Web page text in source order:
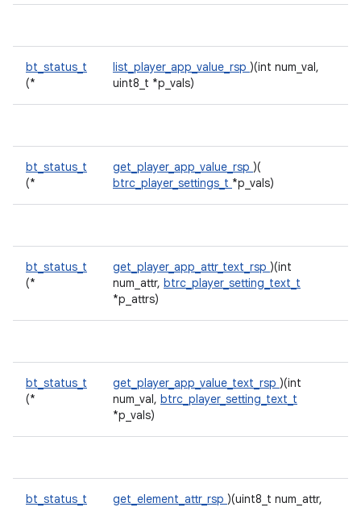
bt_status_t
(*
list_player_app_value_rsp )(int num_val,
uint8_t *p_vals)
bt_status_t
(*
get_player_app_value_rsp )(
btrc_player_settings_t *p_vals)
bt_status_t
(*
get_player_app_attr_text_rsp )(int
num_attr, btrc_player_setting_text_t
*p_attrs)
bt_status_t
(*
get_player_app_value_text_rsp )(int
num_val, btrc_player_setting_text_t
*p_vals)
bt_status_t
get_element_attr_rsp )(uint8_t num_attr,